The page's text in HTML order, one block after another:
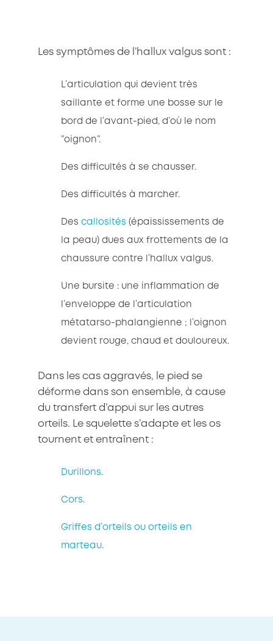
Les symptômes de l’hallux valgus sont :
L’articulation qui devient très
saillante et forme une bosse sur le
bord de l’avant-pied, d’où le nom
”oignon”.
Des difficultés à se chausser.
Des difficultés à marcher.
Des callosités (épaississements de
la peau) dues aux frottements de la
chaussure contre l’hallux valgus.
Une bursite : une inflammation de
l’enveloppe de l’articulation
métatarso-phalangienne ; l’oignon
devient rouge, chaud et douloureux.
Dans les cas aggravés, le pied se
déforme dans son ensemble, à cause
du transfert d’appui sur les autres
orteils. Le squelette s’adapte et les os
tournent et entraînent :
Durillons.
Cors.
Griffes d’orteils ou orteils en
marteau.